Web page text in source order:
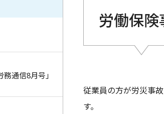
労働保
従業員の方が労災事
す。
通信8月号」